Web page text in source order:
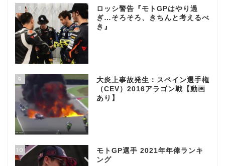
8
ロッシ警告『モトGPはやり過
ぎ…そろそろ、きちんと考えるべ
き』
9
大炎上事故発生：スペイン選手権
（CEV）2016アラゴン戦【動画
あり】
10
モトGP選手 2021年年俸ランキ
ング